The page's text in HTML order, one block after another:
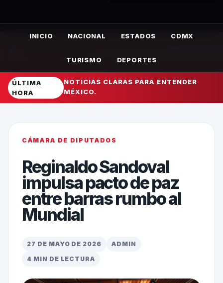
INICIO NACIONAL ESTADOS CDMX
TURISMO DEPORTES
ÚLTIMA
HORA
NOTICIAS CLARAS PARA ENTENDER
MÉXICO.
CÁMARA DE DIPUTADOS
Reginaldo Sandoval
impulsa pacto de paz
entre barras rumbo al
Mundial
27 DE MAYO DE 2026
ADMIN
4 MIN DE LECTURA